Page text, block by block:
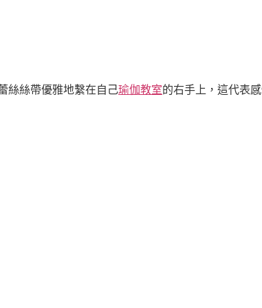
絲絲帶優雅地繫在自己瑜伽教室的右手上，這代表